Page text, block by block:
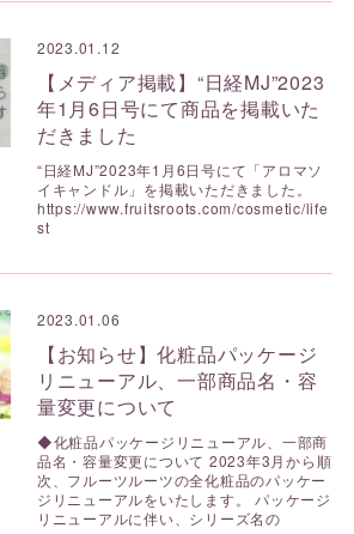
2023.01.12
【メディア掲載】“日経MJ”2023
年1月6日号にて商品を掲載いた
だきました
“日経MJ”2023年1月6日号にて「アロマソ
イキャンドル」を掲載いただきました。
https://www.fruitsroots.com/cosmetic/life
st
2023.01.06
【お知らせ】化粧品パッケージ
リニューアル、一部商品名・容
量変更について
◆化粧品パッケージリニューアル、一部商
品名・容量変更について 2023年3月から順
次、フルーツルーツの全化粧品のパッケー
ジリニューアルをいたします。 パッケージ
リニューアルに伴い、シリーズ名の